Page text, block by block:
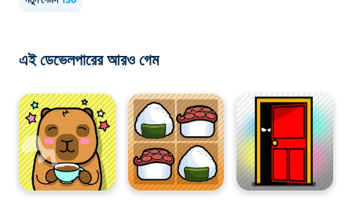
এই ডেভেলপারের আরও গেম